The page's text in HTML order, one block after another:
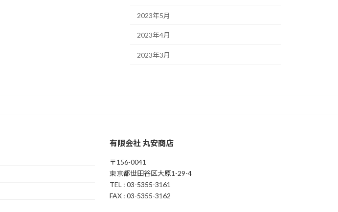
2023年5月
2023年4月
2023年3月
有限会社 丸安商店
〒156-0041
東京都世田谷区大原1-29-4
TEL : 03-5355-3161
FAX : 03-5355-3162